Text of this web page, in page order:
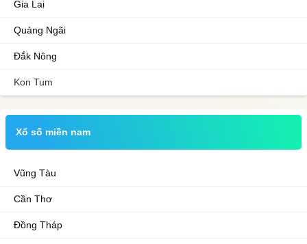
Gia Lai
Quảng Ngãi
Đắk Nông
Kon Tum
Xổ số miền nam
Vũng Tàu
Cần Thơ
Đồng Tháp